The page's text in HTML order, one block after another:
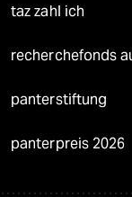
taz zahl ich
recherchefonds
panterstiftung
panterpreis 2026